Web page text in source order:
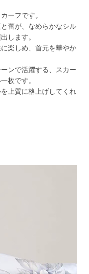
ーフです。
蕾が、なめらかなシル
します。
楽しめ、首元を華やか
ンで活躍する、スカー
枚です。
上質に格上げしてくれ